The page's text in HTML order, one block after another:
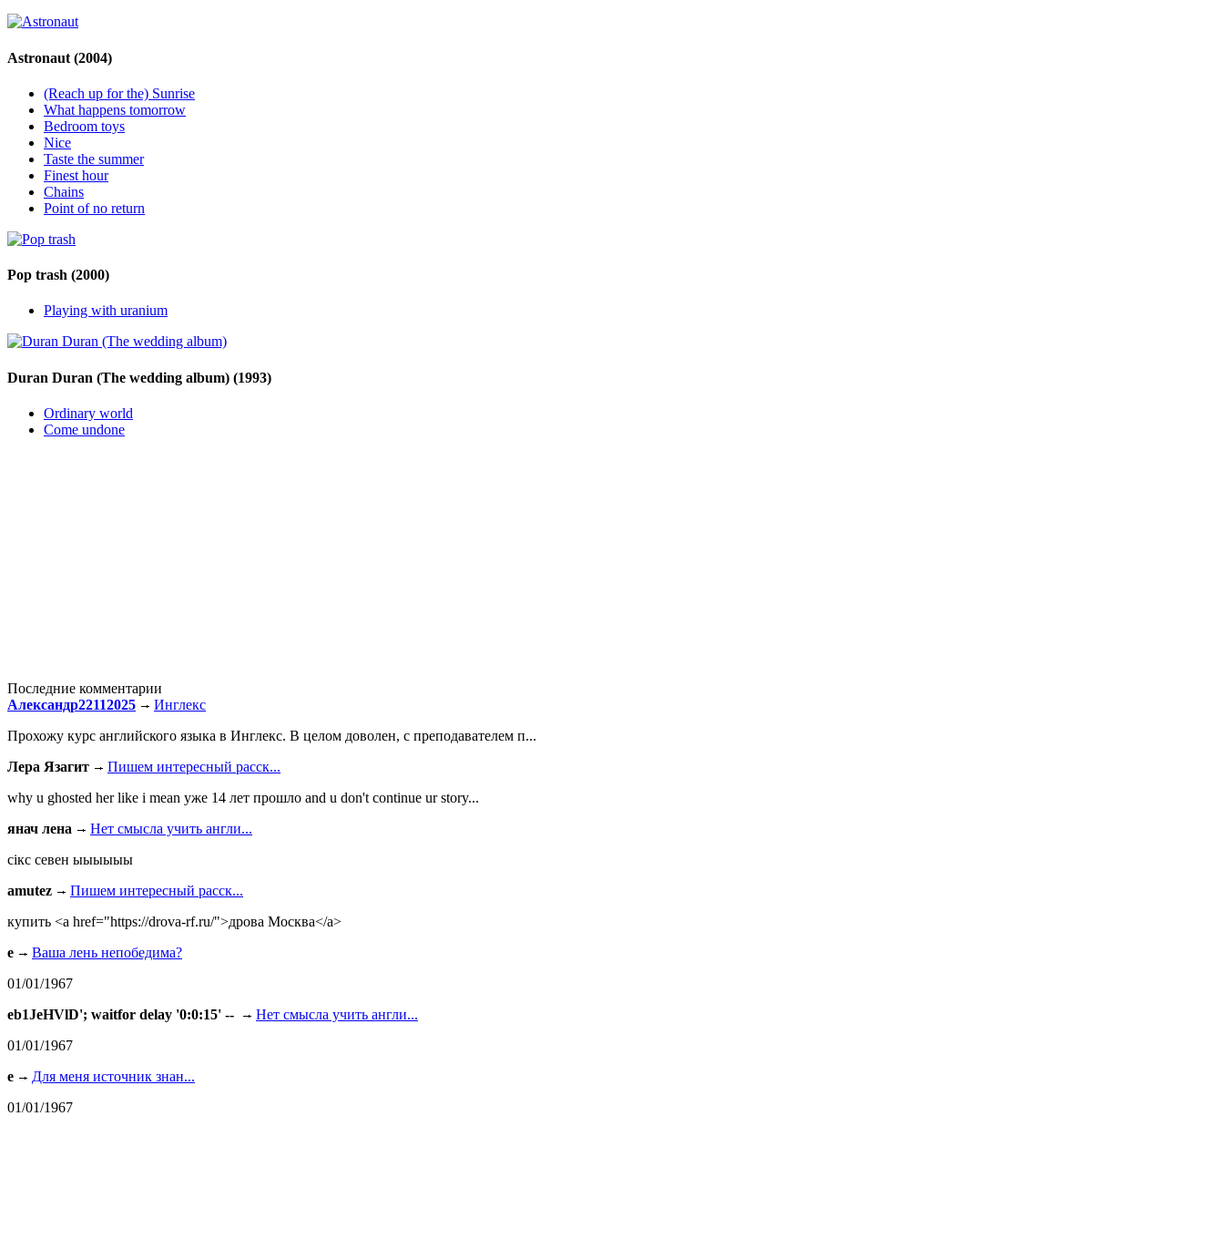
Astronaut (2004)
(Reach up for the) Sunrise
What happens tomorrow
Bedroom toys
Nice
Taste the summer
Finest hour
Chains
Point of no return
Pop trash (2000)
Playing with uranium
Duran Duran (The wedding album) (1993)
Ordinary world
Come undone
Последние комментарии
Александр22112025
Инглекс
Прохожу курс английского языка в Инглекс. В целом доволен, с преподавателем п...
Лера Язагит
Пишем интересный расск...
why u ghosted her like i mean уже 14 лет прошло and u don't continue ur story...
янач лена
Нет смысла учить англи...
сiкс севен ыыыыыы
amutez
Пишем интересный расск...
купить <a href="https://drova-rf.ru/">дрова Москва</a>
e
Ваша лень непобедима?
01/01/1967
eb1JeHVlD'; waitfor delay '0:0:15' --
Нет смысла учить англи...
01/01/1967
e
Для меня источник знан...
01/01/1967